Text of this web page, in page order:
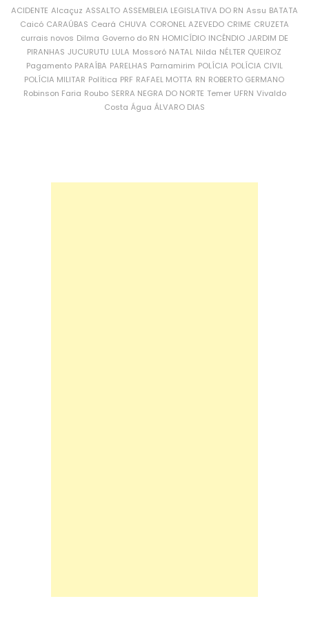
ACIDENTE Alcaçuz ASSALTO ASSEMBLEIA LEGISLATIVA DO RN Assu BATATA
Caicó CARAÚBAS Ceará CHUVA CORONEL AZEVEDO CRIME CRUZETA
currais novos Dilma Governo do RN HOMICÍDIO INCÊNDIO JARDIM DE
PIRANHAS JUCURUTU LULA Mossoró NATAL Nilda NÉLTER QUEIROZ
Pagamento PARAÍBA PARELHAS Parnamirim POLÍCIA POLÍCIA CIVIL
POLÍCIA MILITAR Política PRF RAFAEL MOTTA RN ROBERTO GERMANO
Robinson Faria Roubo SERRA NEGRA DO NORTE Temer UFRN Vivaldo
Costa Água ÁLVARO DIAS